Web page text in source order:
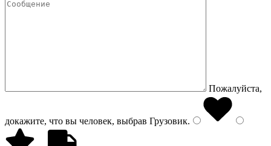
Пожалуйста,
докажите, что вы человек, выбрав Грузовик.